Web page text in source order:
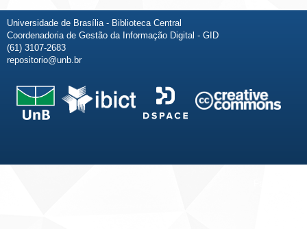
Universidade de Brasília - Biblioteca Central
Coordenadoria de Gestão da Informação Digital - GID
(61) 3107-2683
repositorio@unb.br